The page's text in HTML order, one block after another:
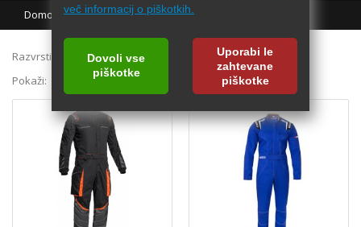
več informacij o piškotkih.
Dovoli vse
piškotke
Uporabi le
zahtevane
piškotke
Domov Delovna oprema Kombinezoni
Razvrsti po:
Pokaži: